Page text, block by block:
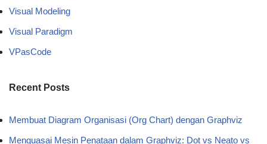
Visual Modeling
Visual Paradigm
VPasCode
Recent Posts
Membuat Diagram Organisasi (Org Chart) dengan Graphviz
Menguasai Mesin Penataan dalam Graphviz: Dot vs Neato vs